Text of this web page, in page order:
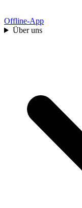
Offline-App
Über uns